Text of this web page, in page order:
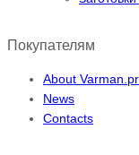
Покупателям
About
News
Contacts